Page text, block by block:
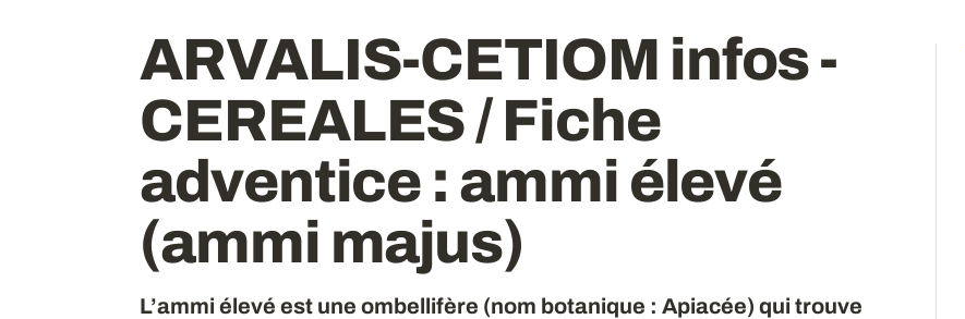
ARVALIS-CETIOM infos -
CEREALES / Fiche
adventice : ammi élevé
(ammi majus)
L’ammi élevé est une ombellifère (nom botanique : Apiacée) qui trouve